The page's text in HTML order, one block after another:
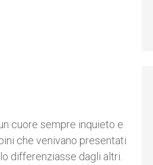
cuore sempre inquieto e
che venivano presentati
differenziasse dagli altri.